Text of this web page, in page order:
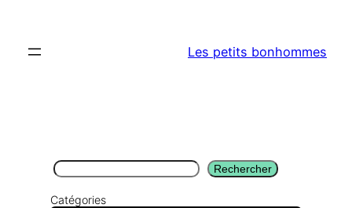
contenu
Les petits bonhommes
Rechercher Rechercher
Catégories